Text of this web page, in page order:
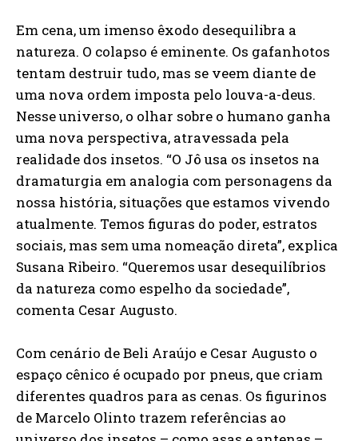
Em cena, um imenso êxodo desequilibra a
natureza. O colapso é eminente. Os gafanhotos
tentam destruir tudo, mas se veem diante de
uma nova ordem imposta pelo louva-a-deus.
Nesse universo, o olhar sobre o humano ganha
uma nova perspectiva, atravessada pela
realidade dos insetos. “O Jô usa os insetos na
dramaturgia em analogia com personagens da
nossa história, situações que estamos vivendo
atualmente. Temos figuras do poder, estratos
sociais, mas sem uma nomeação direta”, explica
Susana Ribeiro. “Queremos usar desequilíbrios
da natureza como espelho da sociedade”,
comenta Cesar Augusto.
Com cenário de Beli Araújo e Cesar Augusto o
espaço cênico é ocupado por pneus, que criam
diferentes quadros para as cenas. Os figurinos
de Marcelo Olinto trazem referências ao